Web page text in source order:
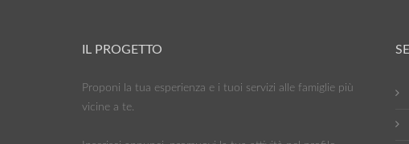
IL PROGETTO
Proponi la tua esperienza e i tuoi servizi alle famiglie più
vicine a te.